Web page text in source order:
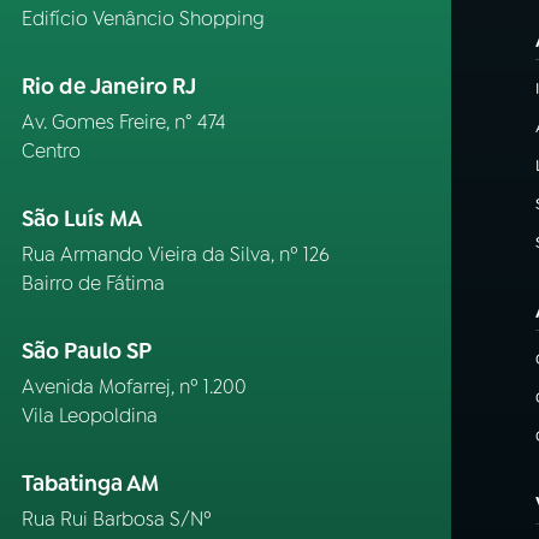
Edifício Venâncio Shopping
Rio de Janeiro RJ
Av. Gomes Freire, n° 474
Centro
São Luís MA
Rua Armando Vieira da Silva, nº 126
Bairro de Fátima
São Paulo SP
Avenida Mofarrej, nº 1.200
Vila Leopoldina
Tabatinga AM
Rua Rui Barbosa S/Nº